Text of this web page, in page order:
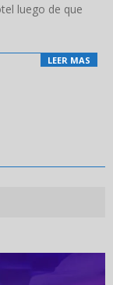
luego de que
LEER MAS